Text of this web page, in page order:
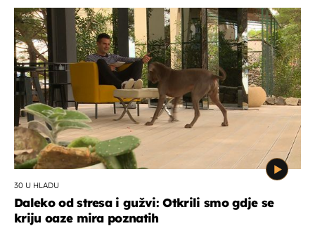
30 U HLADU
Daleko od stresa i gužvi: Otkrili smo gdje se
kriju oaze mira poznatih